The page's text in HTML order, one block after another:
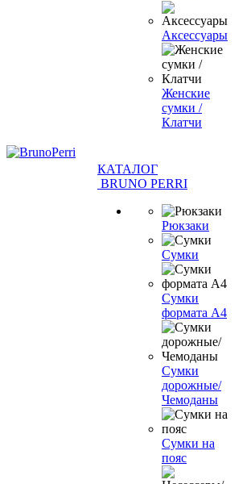
Аксессуары
Женские
сумки /
Клатчи
КАТАЛОГ
BRUNO PERRI
Рюкзаки
Сумки
Сумки
формата А4
Сумки
дорожные/
Чемоданы
Сумки на
пояс